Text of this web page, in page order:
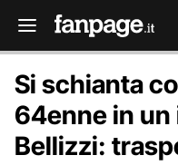
Si schianta
64enne in
Bellizzi: